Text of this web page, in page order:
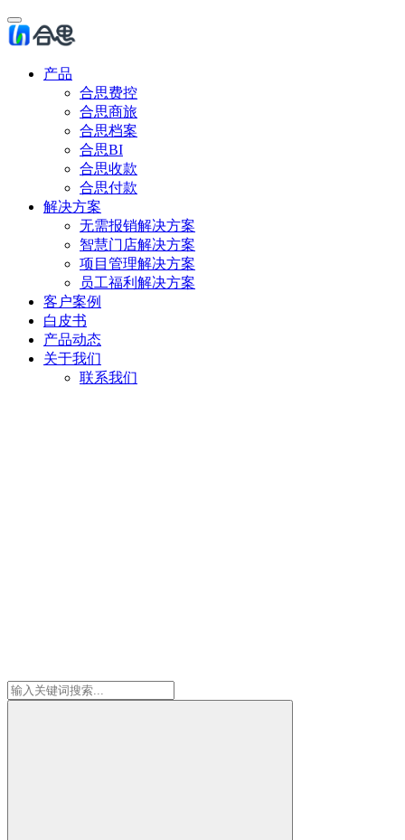
产品
合思费控
合思商旅
合思档案
合思BI
合思收款
合思付款
解决方案
无需报销解决方案
智慧门店解决方案
项目管理解决方案
员工福利解决方案
客户案例
白皮书
产品动态
关于我们
联系我们